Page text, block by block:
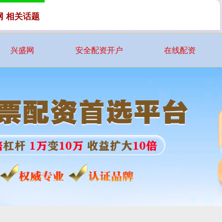
兴盛网 安全配资开户 在线配资
相关话题